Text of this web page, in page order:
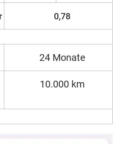
0,78
24 Monate
10.000 km